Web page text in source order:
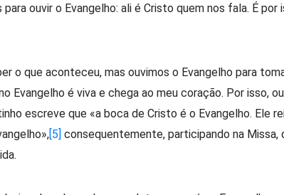
ouvir o Evangelho: ali é Cristo quem nos fala. É
o que aconteceu, mas ouvimos o Evangelho para
Evangelho é viva e chega ao meu coração. Por isso,
escreve que «a boca de Cristo é o Evangelho. Ele
[5] consequentemente, participando na